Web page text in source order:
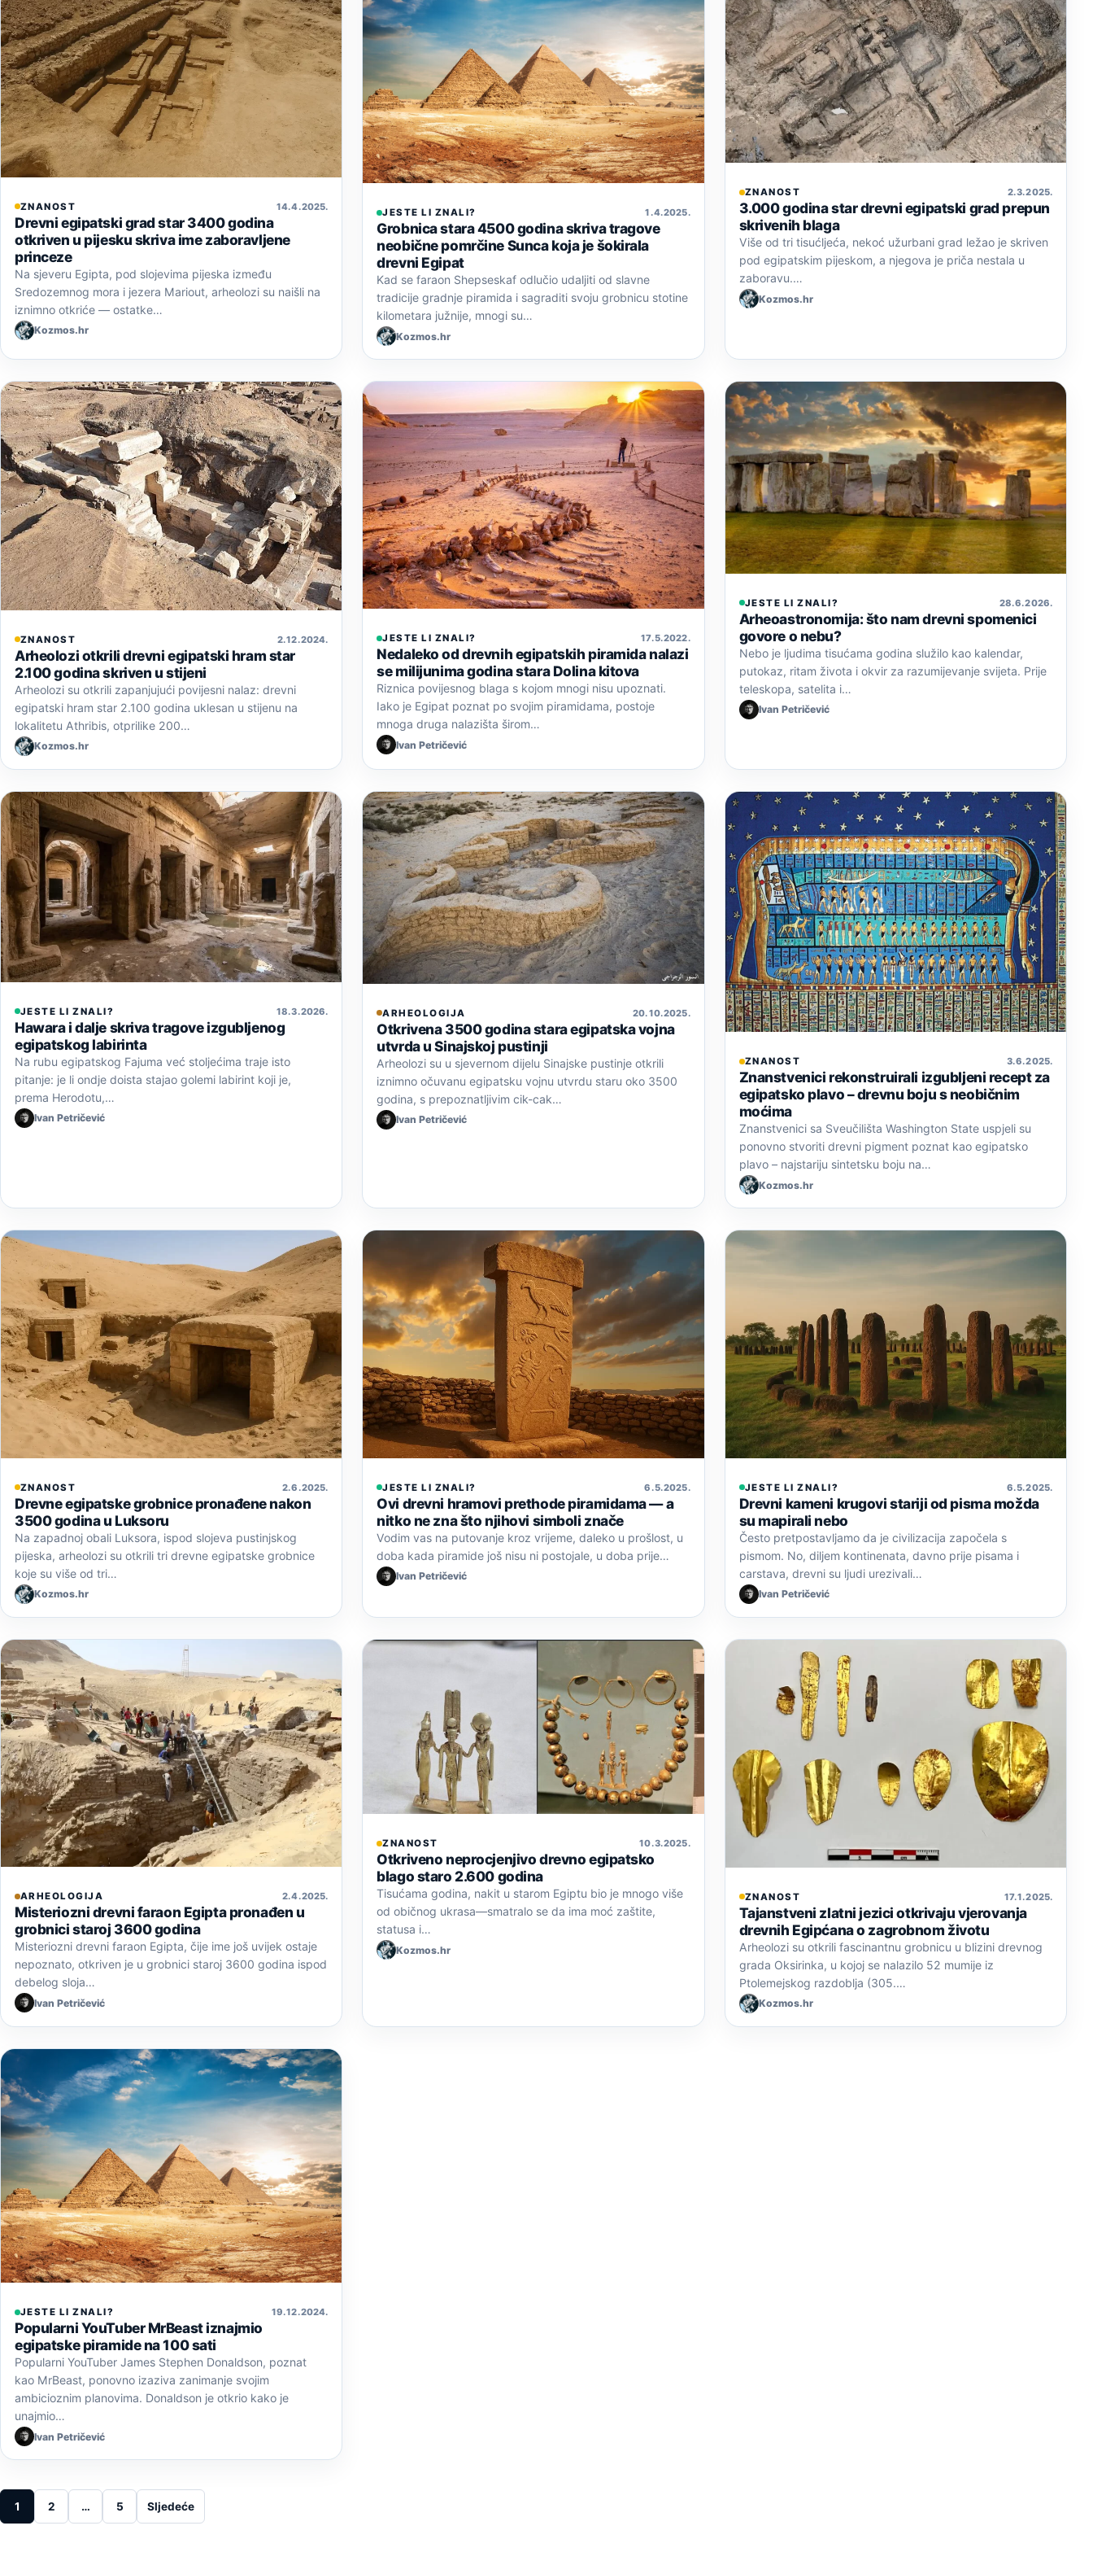
ZNANOST 14. 4. 2025.
Drevni egipatski grad star 3400 godina
otkriven u pijesku skriva ime zaboravljene
princeze
Na sjeveru Egipta, pod slojevima pijeska između
Sredozemnog mora i jezera Mariout, arheolozi su naišli na
iznimno otkriće — ostatke…
Kozmos.hr
JESTE LI ZNALI? 1. 4. 2025.
Grobnica stara 4500 godina skriva tragove
neobične pomrčine Sunca koja je šokirala
drevni Egipat
Kad se faraon Shepseskaf odlučio udaljiti od slavne
tradicije gradnje piramida i sagraditi svoju grobnicu stotine
kilometara južnije, mnogi su…
Kozmos.hr
ZNANOST 2. 3. 2025.
3.000 godina star drevni egipatski grad prepun
skrivenih blaga
Više od tri tisućljeća, nekoć užurbani grad ležao je skriven
pod egipatskim pijeskom, a njegova je priča nestala u
zaboravu.…
Kozmos.hr
ZNANOST 2. 12. 2024.
Arheolozi otkrili drevni egipatski hram star
2.100 godina skriven u stijeni
Arheolozi su otkrili zapanjujući povijesni nalaz: drevni
egipatski hram star 2.100 godina uklesan u stijenu na
lokalitetu Athribis, otprilike 200…
Kozmos.hr
JESTE LI ZNALI? 17. 5. 2022.
Nedaleko od drevnih egipatskih piramida nalazi
se milijunima godina stara Dolina kitova
Riznica povijesnog blaga s kojom mnogi nisu upoznati.
Iako je Egipat poznat po svojim piramidama, postoje
mnoga druga nalazišta širom…
Ivan Petričević
JESTE LI ZNALI? 28. 6. 2026.
Arheoastronomija: što nam drevni spomenici
govore o nebu?
Nebo je ljudima tisućama godina služilo kao kalendar,
putokaz, ritam života i okvir za razumijevanje svijeta. Prije
teleskopa, satelita i…
Ivan Petričević
JESTE LI ZNALI? 18. 3. 2026.
Hawara i dalje skriva tragove izgubljenog
egipatskog labirinta
Na rubu egipatskog Fajuma već stoljećima traje isto
pitanje: je li ondje doista stajao golemi labirint koji je,
prema Herodotu,…
Ivan Petričević
ARHEOLOGIJA 20. 10. 2025.
Otkrivena 3500 godina stara egipatska vojna
utvrda u Sinajskoj pustinji
Arheolozi su u sjevernom dijelu Sinajske pustinje otkrili
iznimno očuvanu egipatsku vojnu utvrdu staru oko 3500
godina, s prepoznatljivim cik-cak…
Ivan Petričević
ZNANOST 3. 6. 2025.
Znanstvenici rekonstruirali izgubljeni recept za
egipatsko plavo – drevnu boju s neobičnim
moćima
Znanstvenici sa Sveučilišta Washington State uspjeli su
ponovno stvoriti drevni pigment poznat kao egipatsko
plavo – najstariju sintetsku boju na…
Kozmos.hr
ZNANOST 2. 6. 2025.
Drevne egipatske grobnice pronađene nakon
3500 godina u Luksoru
Na zapadnoj obali Luksora, ispod slojeva pustinjskog
pijeska, arheolozi su otkrili tri drevne egipatske grobnice
koje su više od tri…
Kozmos.hr
JESTE LI ZNALI? 6. 5. 2025.
Ovi drevni hramovi prethode piramidama — a
nitko ne zna što njihovi simboli znače
Vodim vas na putovanje kroz vrijeme, daleko u prošlost, u
doba kada piramide još nisu ni postojale, u doba prije…
Ivan Petričević
JESTE LI ZNALI? 6. 5. 2025.
Drevni kameni krugovi stariji od pisma možda
su mapirali nebo
Često pretpostavljamo da je civilizacija započela s
pismom. No, diljem kontinenata, davno prije pisama i
carstava, drevni su ljudi urezivali…
Ivan Petričević
ARHEOLOGIJA 2. 4. 2025.
Misteriozni drevni faraon Egipta pronađen u
grobnici staroj 3600 godina
Misteriozni drevni faraon Egipta, čije ime još uvijek ostaje
nepoznato, otkriven je u grobnici staroj 3600 godina ispod
debelog sloja…
Ivan Petričević
ZNANOST 10. 3. 2025.
Otkriveno neprocjenjivo drevno egipatsko
blago staro 2.600 godina
Tisućama godina, nakit u starom Egiptu bio je mnogo više
od običnog ukrasa—smatralo se da ima moć zaštite,
statusa i…
Kozmos.hr
ZNANOST 17. 1. 2025.
Tajanstveni zlatni jezici otkrivaju vjerovanja
drevnih Egipćana o zagrobnom životu
Arheolozi su otkrili fascinantnu grobnicu u blizini drevnog
grada Oksirinka, u kojoj se nalazilo 52 mumije iz
Ptolemejskog razdoblja (305.…
Kozmos.hr
JESTE LI ZNALI? 19. 12. 2024.
Popularni YouTuber MrBeast iznajmio
egipatske piramide na 100 sati
Popularni YouTuber James Stephen Donaldson, poznat
kao MrBeast, ponovno izaziva zanimanje svojim
ambicioznim planovima. Donaldson je otkrio kako je
unajmio…
Ivan Petričević
Posts pagination
1 2 … 5 Sljedeće